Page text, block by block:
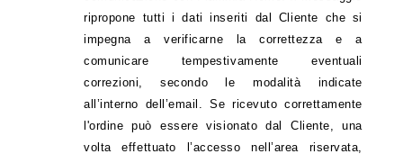
ripropone tutti i dati inseriti dal Cliente che si
impegna a verificarne la correttezza e a
comunicare tempestivamente eventuali
correzioni, secondo le modalità indicate
all’interno dell’email. Se ricevuto correttamente
l'ordine può essere visionato dal Cliente, una
volta effettuato l’accesso nell’area riservata,